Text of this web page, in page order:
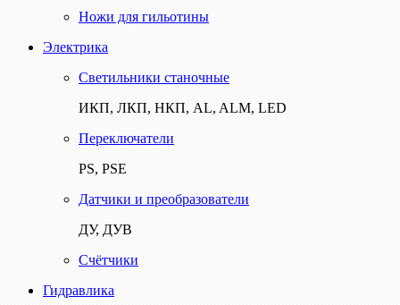
Ножи для гильотины
Электрика
Светильники станочные
ИКП, ЛКП, НКП, AL, ALM, LED
Переключатели
PS, PSE
Датчики и преобразователи
ДУ, ДУВ
Счётчики
Гидравлика